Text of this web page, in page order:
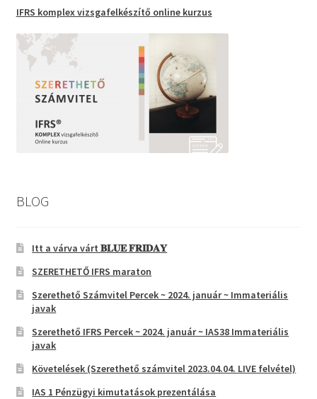
IFRS komplex vizsgafelkészítő online kurzus
BLOG
Itt a várva várt 𝐁𝐋𝐔𝐄 𝐅𝐑𝐈𝐃𝐀𝐘
SZERETHETŐ IFRS maraton
Szerethető Számvitel Percek ~ 2024. január ~ Immateriális
javak
Szerethető IFRS Percek ~ 2024. január ~ IAS38 Immateriális
javak
Követelések (Szerethető számvitel 2023.04.04. LIVE felvétel)
IAS 1 Pénzügyi kimutatások prezentálása